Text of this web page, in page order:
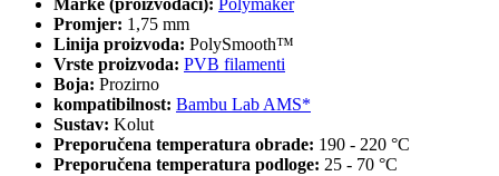
Marke (proizvođači): Polymaker
Promjer: 1,75 mm
Linija proizvoda: PolySmooth™
Vrste proizvoda: PVB filamenti
Boja: Prozirno
kompatibilnost: Bambu Lab AMS*
Sustav: Kolut
Preporučena temperatura obrade: 190 - 220 °C
Preporučena temperatura podloge: 25 - 70 °C